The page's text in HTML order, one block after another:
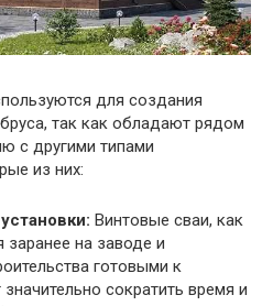
для создания
так как обладают рядом
с другими типами
из них:
Винтовые сваи, как
заранее на заводе и
готовыми к
сократить время и